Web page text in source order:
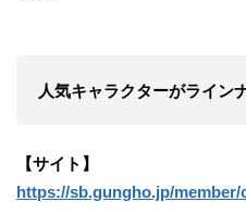
人気キャラクターがライン
【サイト】
https://sb.gungho.jp/